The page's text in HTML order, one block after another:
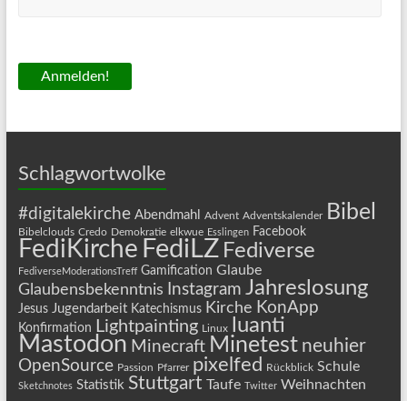
Schlagwortwolke
#digitalekirche Abendmahl Advent Adventskalender Bibel
Bibelclouds Credo Demokratie elkwue Esslingen Facebook
FediKirche FediLZ Fediverse
FediverseModerationsTreff Gamification Glaube
Glaubensbekenntnis Instagram Jahreslosung
Jesus Jugendarbeit Katechismus Kirche KonApp
Konfirmation Lightpainting Linux luanti
Mastodon Minecraft Minetest neuhier
OpenSource Passion Pfarrer pixelfed Rückblick Schule
Sketchnotes Statistik Stuttgart Taufe Twitter Weihnachten